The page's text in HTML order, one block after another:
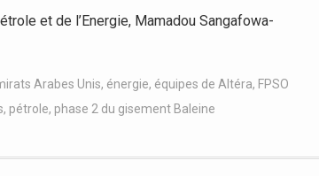
et de l’Energie, Mamadou Sangafowa-
Arabes Unis, énergie, équipes de Altéra, FPSO
, pétrole, phase 2 du gisement Baleine